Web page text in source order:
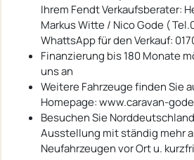
Ihrem Fendt Verkaufsberater:
Markus Witte / Nico Gode (
WhattsApp für den Verkauf:
Finanzierung bis 180 Monate
uns an
Weitere Fahrzeuge finden Sie
Homepage: www.caravan-
Besuchen Sie
Ausstellung mit ständig mehr
Neufahrzeugen vor Ort u.